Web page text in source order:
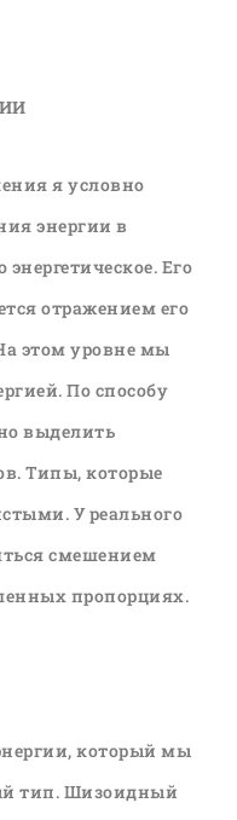
я условно
энергии в
Его
отражением его
этом уровне мы
По способу
выделить
Типы, которые
У реального
смешением
пропорциях.
который мы
тип. Шизоидный